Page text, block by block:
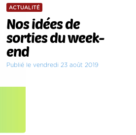
ACTUALITÉ
Nos idées de
sorties du week-
end
Publié le vendredi 23 août 2019